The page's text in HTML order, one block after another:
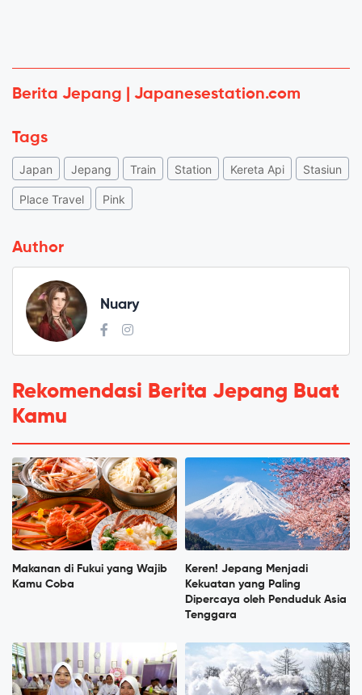
Berita Jepang | Japanesestation.com
Tags
Japan Jepang Train Station Kereta Api Stasiun
Place Travel Pink
Author
Nuary
Rekomendasi Berita Jepang Buat
Kamu
Makanan di Fukui yang Wajib
Kamu Coba
Keren! Jepang Menjadi
Kekuatan yang Paling
Dipercaya oleh Penduduk Asia
Tenggara